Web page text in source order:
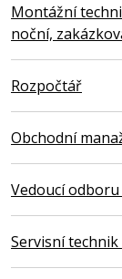
Montážní
noční,
Rozpočtář
Obchodní
Vedoucí
Servisní technik